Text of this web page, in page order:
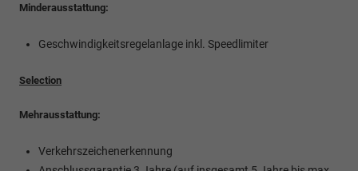
Minderausstattung:
Geschwindigkeitsregelanlage inkl. Speedlimiter
Selection
Mehrausstattung:
Verkehrszeichenerkennung